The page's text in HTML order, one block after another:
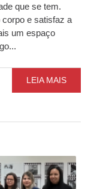
que se tem.
e satisfaz a
um espaço
LEIA MAIS